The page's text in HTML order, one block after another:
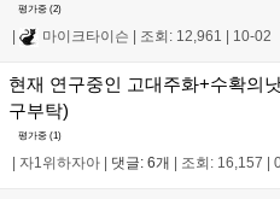
평가중 (2)
| 마이크타이슨 | 조회: 12,961 | 10-02
현재 연구중인 고대주화+수확의
구부탁)
평가중 (1)
자1위하자아 댓글: 6개 조회: 16,157